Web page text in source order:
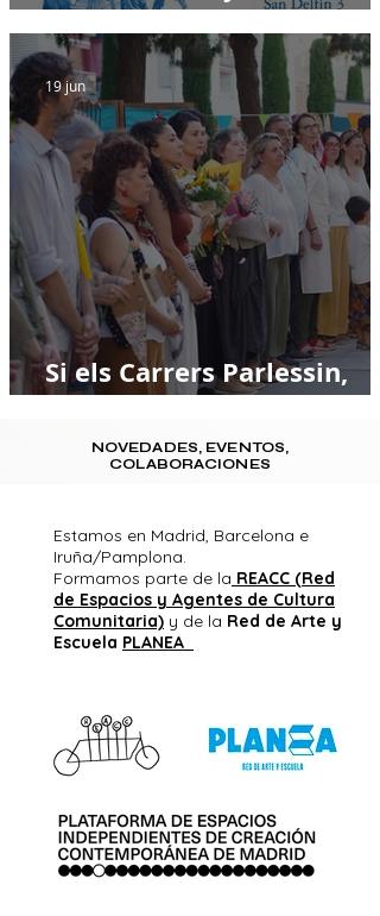
Si els Carrers Parlessin,
19 jun
NOVEDADES, EVENTOS,
COLABORACIONES
Estamos en Madrid, Barcelona e
Iruña/Pamplona.
Formamos parte de la REACC (Red
de Espacios y Agentes de Cultura
Comunitaria) y de la Red de Arte y
Escuela PLANEA